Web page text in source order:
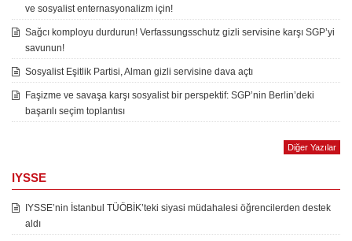
ve sosyalist enternasyonalizm için!
Sağcı komployu durdurun! Verfassungsschutz gizli servisine karşı SGP’yi
savunun!
Sosyalist Eşitlik Partisi, Alman gizli servisine dava açtı
Faşizme ve savaşa karşı sosyalist bir perspektif: SGP’nin Berlin’deki
başarılı seçim toplantısı
Diğer Yazılar
IYSSE
IYSSE’nin İstanbul TÜÖBİK’teki siyasi müdahalesi öğrencilerden destek
aldı